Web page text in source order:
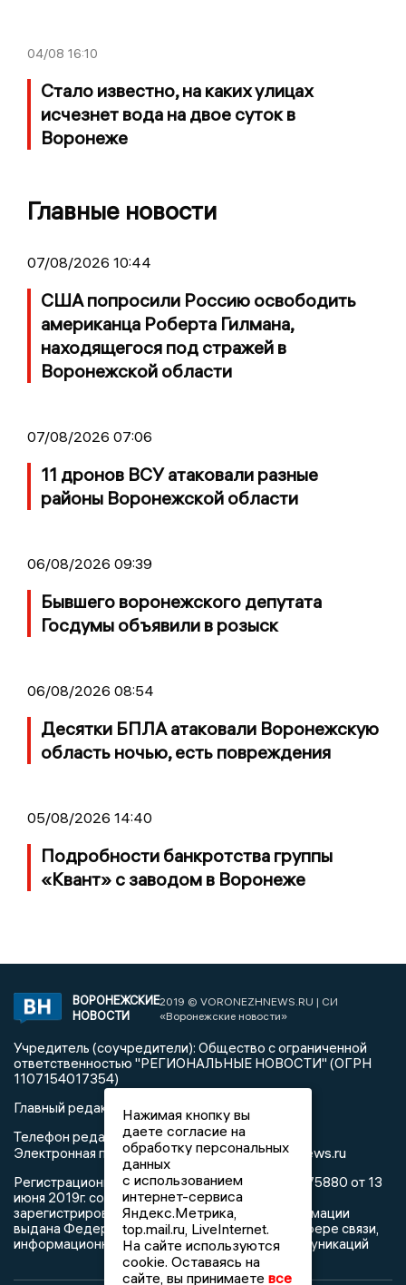
04/08 16:10
Стало известно, на каких улицах
исчезнет вода на двое суток в
Воронеже
Главные новости
07/08/2026 10:44
США попросили Россию освободить
американца Роберта Гилмана,
находящегося под стражей в
Воронежской области
07/08/2026 07:06
11 дронов ВСУ атаковали разные
районы Воронежской области
06/08/2026 09:39
Бывшего воронежского депутата
Госдумы объявили в розыск
06/08/2026 08:54
Десятки БПЛА атаковали Воронежскую
область ночью, есть повреждения
05/08/2026 14:40
Подробности банкротства группы
«Квант» с заводом в Воронеже
ВОРОНЕЖСКИЕ
НОВОСТИ
2019 © VORONEZHNEWS.RU | СИ
«Воронежские новости»
Учредитель (соучредители): Общество с ограниченной
ответственностью "РЕГИОНАЛЬНЫЕ НОВОСТИ" (ОГРН
1107154017354)
Главный редактор: Пирогов А.А.
Телефон редакции: +7 (473) 262 77 92
Электронная почта редакции:info@voronezhnews.ru
Регистрационный номер: серия Эл № ФС 77 - 75880 от 13
июня 2019г. согласно выписке из реестра
зарегистрированных средств массовой информации
выдана Федеральной службой по надзору в сфере связи,
информационных технологий и массовых коммуникаций
Нажимая кнопку вы
даете согласие на
обработку персональных
данных
с использованием
интернет-сервиса
Яндекс.Метрика,
top.mail.ru, LiveInternet.
На сайте используются
cookie. Оставаясь на
сайте, вы принимаете все